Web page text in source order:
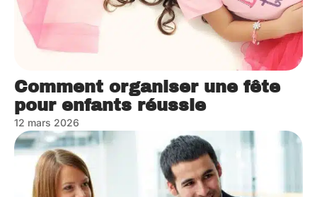
Comment organiser une fête
pour enfants réussie
12 mars 2026